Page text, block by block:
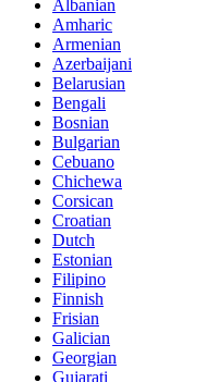
Albanian
Amharic
Armenian
Azerbaijani
Belarusian
Bengali
Bosnian
Bulgarian
Cebuano
Chichewa
Corsican
Croatian
Dutch
Estonian
Filipino
Finnish
Frisian
Galician
Georgian
Gujarati